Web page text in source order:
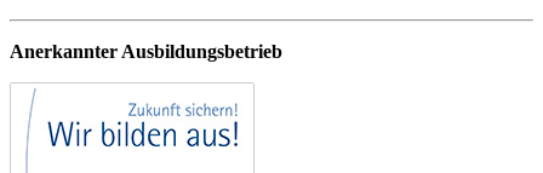
Anerkannter Ausbildungsbetrieb